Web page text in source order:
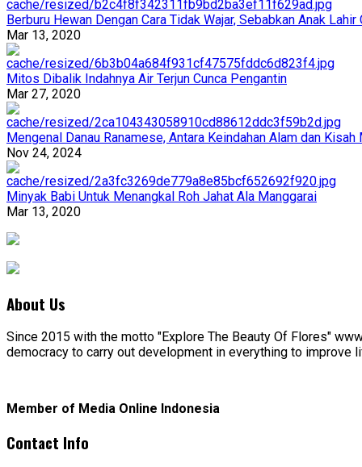
Berburu Hewan Dengan Cara Tidak Wajar, Sebabkan Anak Lahir
Mar 13, 2020
Mitos Dibalik Indahnya Air Terjun Cunca Pengantin
Mar 27, 2020
Mengenal Danau Ranamese, Antara Keindahan Alam dan
Nov 24, 2024
Minyak Babi Untuk Menangkal Roh Jahat Ala Manggarai
Mar 13, 2020
About Us
Since 2015 with the motto "Explore The Beauty Of Flores"
democracy to carry out development in everything to improve
Member of Media Online Indonesia
Contact Info